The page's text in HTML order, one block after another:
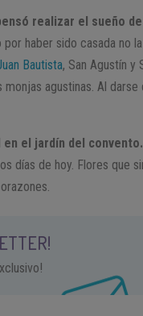
realizar el sueño
haber sido casada no
Bautista, San Agustín y
agustinas. Al
en el jardín del convento.
días de hoy. Flores que